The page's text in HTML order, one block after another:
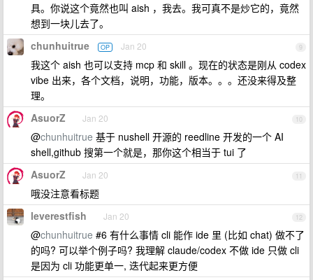
具。你说这个竟然也叫 aish ，我去。我可真不是炒它的，竟然
想到一块儿去了。
9
chunhuitrue OP Jan 20
我这个 aish 也可以支持 mcp 和 skill 。现在的状态是刚从 codex
vibe 出来，各个文档，说明，功能，版本。。。还没来得及整
理。
10
AsuorZ Jan 20
@chunhuitrue 基于 nushell 开源的 reedline 开发的一个 AI
shell,github 搜第一个就是，那你这个相当于 tui 了
11
AsuorZ Jan 20
哦没注意看标题
12
leverestfish Jan 20
@chunhuitrue #6 有什么事情 cli 能作 ide 里 (比如 chat) 做不了
的吗? 可以举个例子吗? 我理解 claude/codex 不做 ide 只做 cli
是因为 cli 功能更单一, 迭代起来更方便